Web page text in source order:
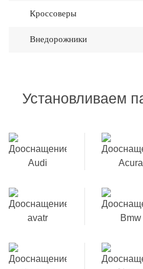
Кроссоверы
Внедорожники
Установливаем